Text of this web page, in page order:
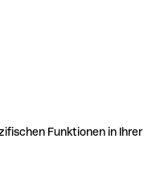
Funktionen in Ihrer